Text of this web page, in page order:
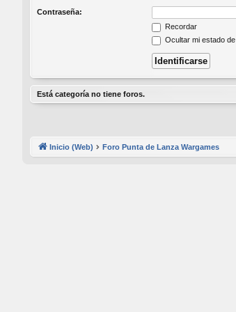
Contraseña:
Recordar
Ocultar mi estado
Está categoría no tiene foros.
Inicio (Web) Foro Punta de Lanza Wargames